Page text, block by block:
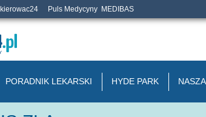
Puls Medycyny MEDIBAS
PORADNIK LEKARSKI HYDE PARK